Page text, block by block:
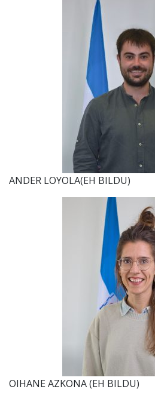
ANDER LOYOLA(EH BILDU)
OIHANE AZKONA (EH BILDU)